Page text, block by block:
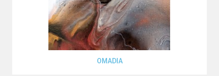
Aperçu rapide
OMADIA